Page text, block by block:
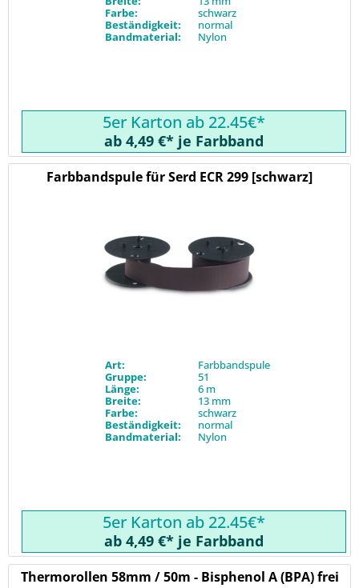
Farbe:
schwarz
Beständigkeit:
normal
Bandmaterial:
Nylon
5er Karton ab 22.45€*
ab 4,49 €* je Farbband
Farbbandspule für Serd ECR 299 [schwarz]
Art:
Farbbandspule
Gruppe:
51
Länge:
6 m
Breite:
13 mm
Farbe:
schwarz
Beständigkeit:
normal
Bandmaterial:
Nylon
5er Karton ab 22.45€*
ab 4,49 €* je Farbband
Thermorollen 58mm / 50m - Bisphenol A (BPA) frei